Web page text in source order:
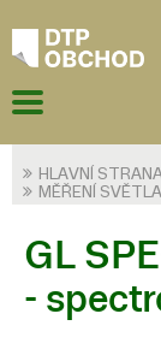
HLAVNÍ
MĚŘENÍ SVĚTLA
GL
-